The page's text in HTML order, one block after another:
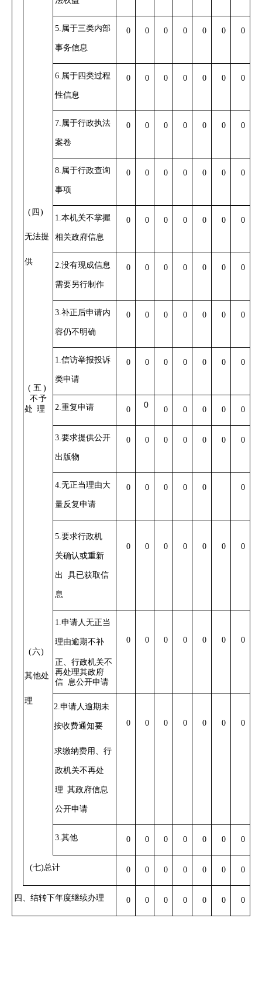
5.属于三类内部
事务信息
0 0 0 0 0 0 0
6.属于四类过程
性信息
0 0 0 0 0 0 0
7.属于行政执法
案卷
0 0 0 0 0 0 0
8.属于行政查询
事项
0 0 0 0 0 0 0
(四)
无法提
供
1.本机关不掌握
相关政府信息
0 0 0 0 0 0 0
2.没有现成信息
需要另行制作
0 0 0 0 0 0 0
3.补正后申请内
容仍不明确
0 0 0 0 0 0 0
(五)
不予
处 理
1.信访举报投诉
类申请
0 0 0 0 0 0 0
2.重复申请 0
0
0 0 0 0 0
3.要求提供公开
出版物
0 0 0 0 0 0 0
4.无正当理由大
量反复申请
0 0 0 0 0 0
5.要求行政机
关确认或重新
出 具已获取信
息
0 0 0 0 0 0 0
(六)
其他处
理
1.申请人无正当
理由逾期不补
正、行政机关不
再处理其政府
信 息公开申请
0 0 0 0 0 0 0
2.申请人逾期未
按收费通知要
求缴纳费用、行
政机关不再处
理 其政府信息
公开申请
0 0 0 0 0 0 0
3.其他 0 0 0 0 0 0 0
(七)总计 0 0 0 0 0 0 0
四、结转下年度继续办理 0 0 0 0 0 0 0